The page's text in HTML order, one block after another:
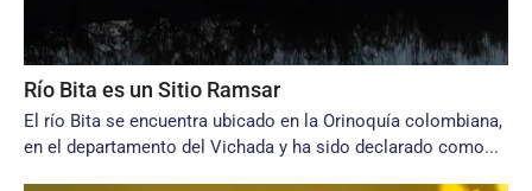
Río Bita es un Sitio Ramsar
El río Bita se encuentra ubicado en la Orinoquía colombiana,
en el departamento del Vichada y ha sido declarado como...